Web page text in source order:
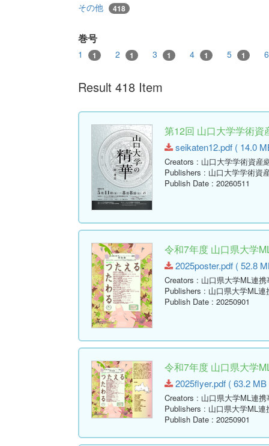
その他 418
巻号
1 1 2 1 3 1 4 1 5 1
Result 418 Item
第12回 山口大学学術資
seikaten12.pdf ( 14.0
Creators : 山口大学学術資産
Publishers : 山口大学学術資
Publish Date : 20260511
令和7年度 山口県大学
2025poster.pdf ( 52.8
Creators : 山口県大学ML連
Publishers : 山口県大学ML
Publish Date : 20250901
令和7年度 山口県大学
2025flyer.pdf ( 63.2 MB
Creators : 山口県大学ML連
Publishers : 山口県大学ML
Publish Date : 20250901